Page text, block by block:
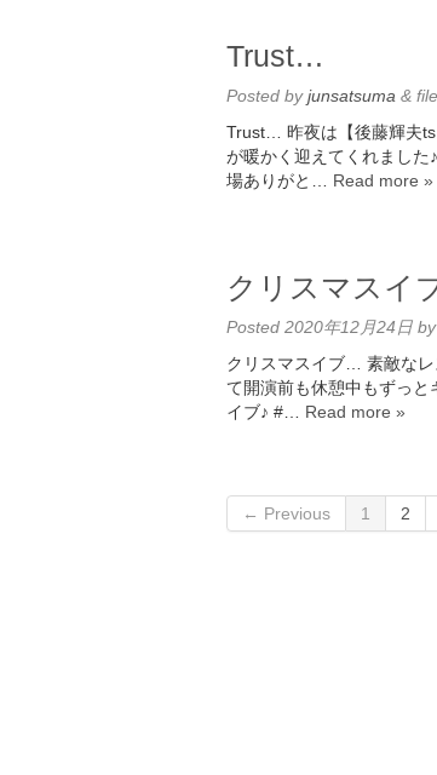
Trust…
Posted byjunsatsuma &
Trust… 昨夜は【後藤輝夫
が暖かく迎えてくれまし
場ありがと… Read more »
クリスマスイ
Posted 2020年12月24日 by
クリスマスイブ… 素敵な
て開演前も休憩中もずっ
イブ♪ #… Read more »
← Previous 1 2